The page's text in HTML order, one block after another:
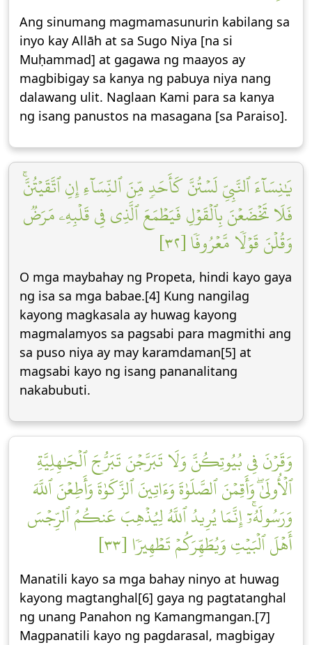
Ang sinumang magmamasunurin kabilang sa
inyo kay Allāh at sa Sugo Niya [na si
Muḥammad] at gagawa ng maayos ay
magbibigay sa kanya ng pabuya niya nang
dalawang ulit. Naglaan Kami para sa kanya
ng isang panustos na masagana [sa Paraiso].
يَٰنِسَآءَ ٱلنَّبِيِّ لَسۡتُنَّ كَأَحَدٖ مِّنَ ٱلنِّسَآءِ إِنِ ٱتَّقَيۡتُنَّۚ
فَلَا تَخۡضَعۡنَ بِٱلۡقَوۡلِ فَيَطۡمَعَ ٱلَّذِي فِي قَلۡبِهِۦ مَرَضٞ
وَقُلۡنَ قَوۡلٗا مَّعۡرُوفٗا [٣٢]
O mga maybahay ng Propeta, hindi kayo gaya
ng isa sa mga babae.[4] Kung nangilag
kayong magkasala ay huwag kayong
magmalamyos sa pagsabi para magmithi ang
sa puso niya ay may karamdaman[5] at
magsabi kayo ng isang pananalitang
nakabubuti.
وَقَرۡنَ فِي بُيُوتِكُنَّ وَلَا تَبَرَّجۡنَ تَبَرُّجَ ٱلۡجَٰهِلِيَّةِ
ٱلۡأُولَىٰۖ وَأَقِمۡنَ ٱلصَّلَوٰةَ وَءَاتِينَ ٱلزَّكَوٰةَ وَأَطِعۡنَ ٱللَّهَ
وَرَسُولَهُۥٓۚ إِنَّمَا يُرِيدُ ٱللَّهُ لِيُذۡهِبَ عَنكُمُ ٱلرِّجۡسَ
أَهۡلَ ٱلۡبَيۡتِ وَيُطَهِّرَكُمۡ تَطۡهِيرٗا [٣٣]
Manatili kayo sa mga bahay ninyo at huwag
kayong magtanghal[6] gaya ng pagtatanghal
ng unang Panahon ng Kamangmangan.[7]
Magpanatili kayo ng pagdarasal, magbigay